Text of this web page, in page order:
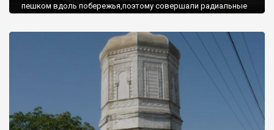
пешком вдоль побережья,поэтому совершали радиальные